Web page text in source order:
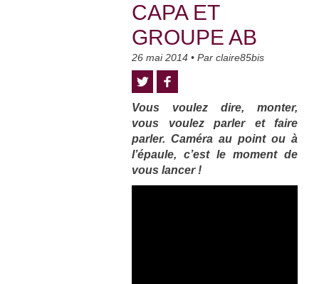
CAPA ET
GROUPE AB
26 mai 2014 • Parclaire85bis
Vous voulez dire, monter,
vous voulez parler et faire
parler. Caméra au point ou à
l’épaule, c’est le moment de
vous lancer !